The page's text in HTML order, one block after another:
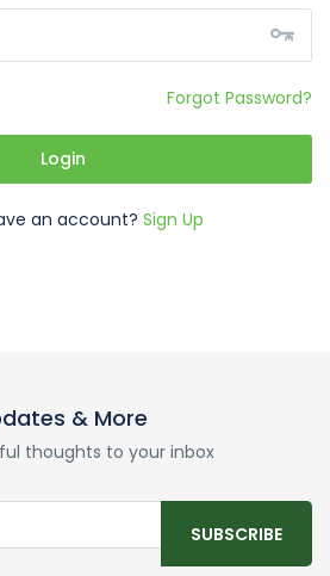
Forgot Password?
Login
an account? Sign Up
& More
thoughts to your inbox
SUBSCRIBE